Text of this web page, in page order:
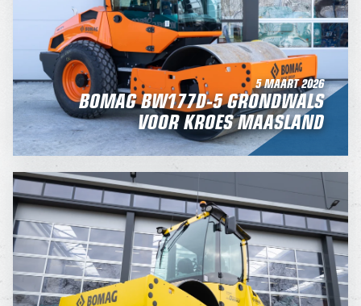
5 MAART 2026
BOMAG BW177D-5 GRONDWALS
VOOR KROES MAASLAND